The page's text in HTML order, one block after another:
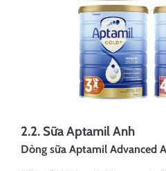
2.2. Sữa Aptamil Anh
Dòng sữa Aptamil Advanced